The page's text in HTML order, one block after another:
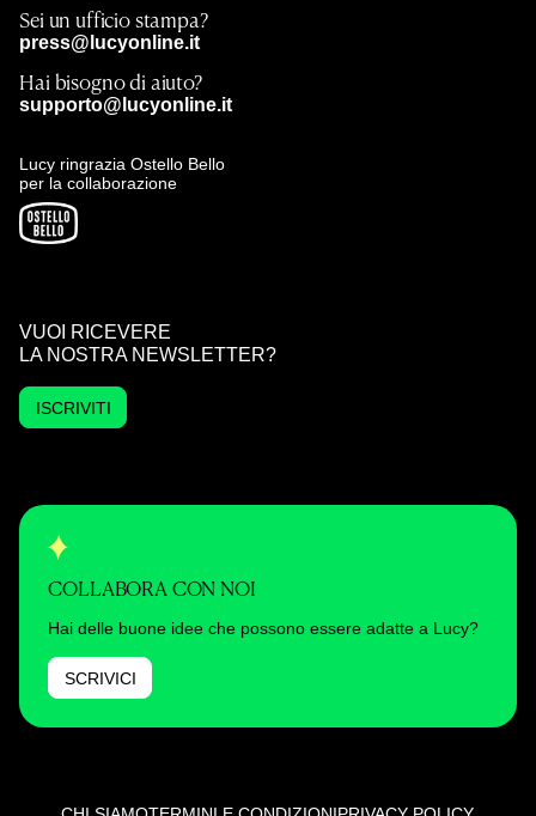
Sei un ufficio stampa?
press@lucyonline.it
Hai bisogno di aiuto?
supporto@lucyonline.it
Lucy ringrazia Ostello Bello
per la collaborazione
VUOI RICEVERE
LA NOSTRA NEWSLETTER?
ISCRIVITI
COLLABORA CON NOI
Hai delle buone idee che possono essere adatte a Lucy?
SCRIVICI